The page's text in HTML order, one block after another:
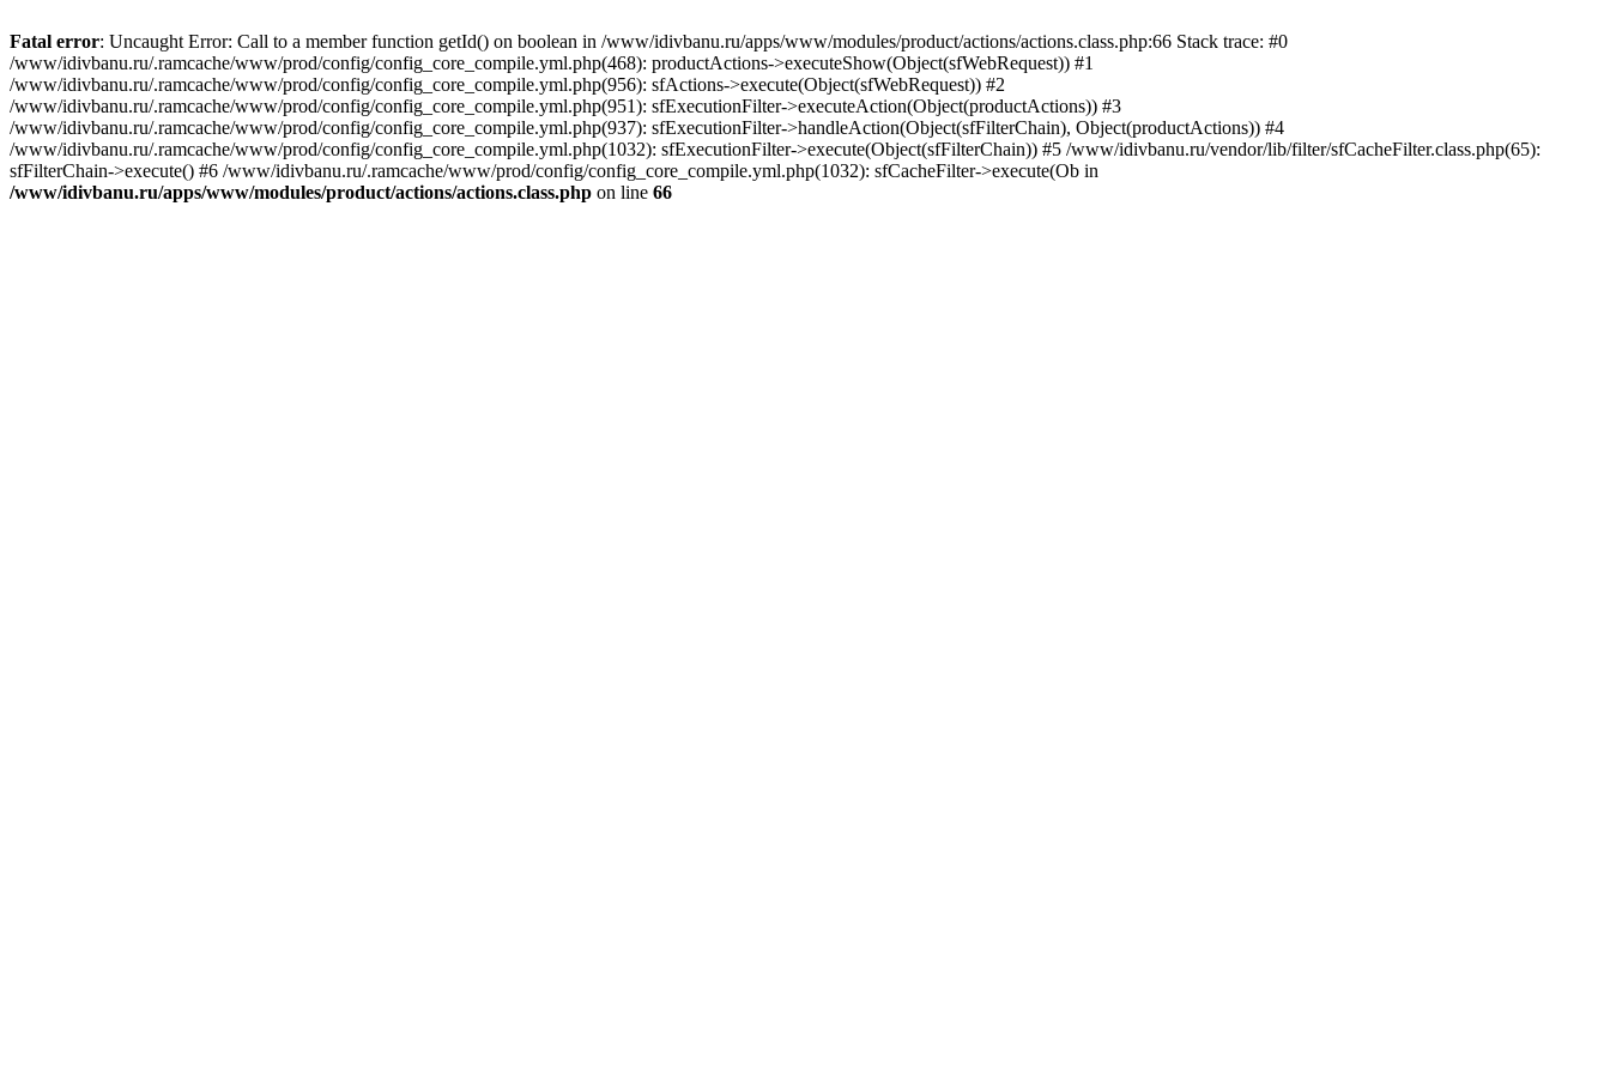
Fatal error: Uncaught Error: Call to a member function getId() on boolean in /www/idivbanu.ru/apps/www/modules/product/actions/actions.class.php:66 Stack trace: #0
/www/idivbanu.ru/.ramcache/www/prod/config/config_core_compile.yml.php(468): productActions->executeShow(Object(sfWebRequest)) #1
/www/idivbanu.ru/.ramcache/www/prod/config/config_core_compile.yml.php(956): sfActions->execute(Object(sfWebRequest)) #2
/www/idivbanu.ru/.ramcache/www/prod/config/config_core_compile.yml.php(951): sfExecutionFilter->executeAction(Object(productActions)) #3
/www/idivbanu.ru/.ramcache/www/prod/config/config_core_compile.yml.php(937): sfExecutionFilter->handleAction(Object(sfFilterChain), Object(productActions)) #4
/www/idivbanu.ru/.ramcache/www/prod/config/config_core_compile.yml.php(1032): sfExecutionFilter->execute(Object(sfFilterChain)) #5 /www/idivbanu.ru/vendor/lib/filter/sfCacheFilter.class.php(65):
sfFilterChain->execute() #6 /www/idivbanu.ru/.ramcache/www/prod/config/config_core_compile.yml.php(1032): sfCacheFilter->execute(Ob in
/www/idivbanu.ru/apps/www/modules/product/actions/actions.class.php on line 66